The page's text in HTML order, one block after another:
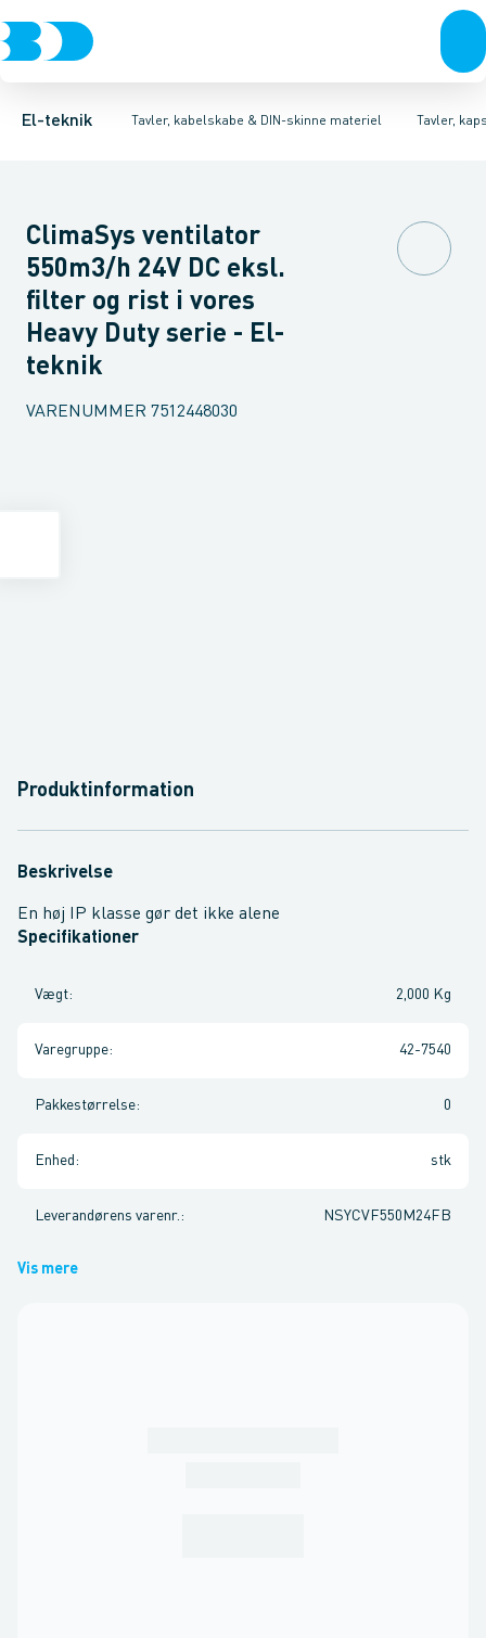
El-teknik Tavler, kabelskabe & DIN-skinne materiel
Afbrydere, stikkontakter & lampeudtagForgreningsmateriel
Tavler,
Tavler, kapsling og rackskabe Fordelings-/byggepladstavler
Ventilationsplade (indkapsling/skab)Dækplade / mærkeplade
ClimaSys ventilator
550m3/h 24V DC eksl.
filter og rist i vores
Heavy Duty serie - El-
teknik
VARENUMMER 7512448030
Produktinformation
Beskrivelse
En høj IP klasse gør det ikke alene
Specifikationer
Vægt: 2,000 Kg
Varegruppe: 42-7540
Pakkestørrelse: 0
Enhed : stk
Leverandørens varenr. : NSYCVF550M24FB
Vis mere